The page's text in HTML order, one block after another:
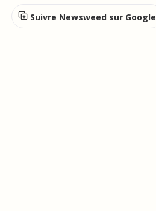
Suivre Newsweed sur Google